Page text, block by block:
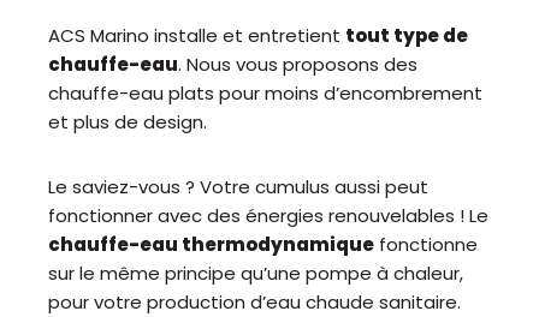
ACS Marino installe et entretient tout type de
chauffe-eau. Nous vous proposons des
chauffe-eau plats pour moins d’encombrement
et plus de design.
Le saviez-vous ? Votre cumulus aussi peut
fonctionner avec des énergies renouvelables ! Le
chauffe-eau thermodynamique fonctionne
sur le même principe qu’une pompe à chaleur,
pour votre production d’eau chaude sanitaire.